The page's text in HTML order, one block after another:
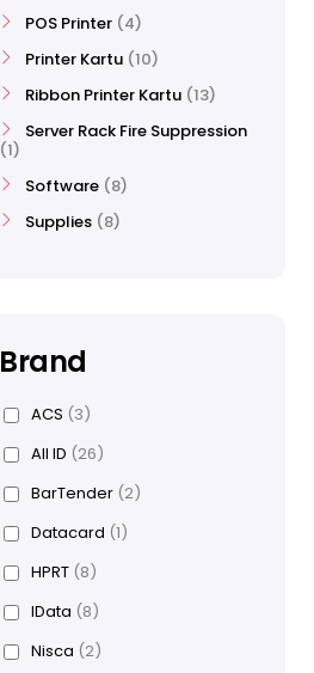
POS Printer 4
Printer Kartu 10
Ribbon Printer Kartu 13
Server Rack Fire Suppression
1
Software 8
Supplies 8
Brand
ACS (3)
All ID (26)
BarTender (2)
Datacard (1)
HPRT (8)
IData (8)
Nisca (2)